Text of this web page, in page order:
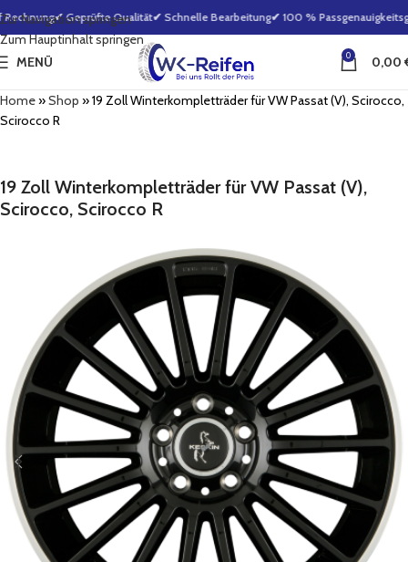
Zur Navigation springen
Zum Hauptinhalt springen
✔ Geprüfte Qualität✔ Schnelle Bearbeitung✔ 100 %
MENÜ 0 0,00
Home»Shop »19 Zoll Winterkompletträder für VW Passat (V), Scirocco,
Scirocco R
19 Zoll Winterkompletträder für VW Passat (V),
Scirocco, Scirocco R